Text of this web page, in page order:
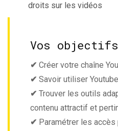
droits sur les vidéos
Vos objectifs
✔ Créer votre chaîne
✔ Savoir utiliser
✔ Trouver les outils
contenu attractif et
✔ Paramétrer les accès